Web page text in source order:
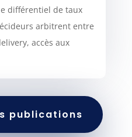
différentiel de taux
arbitrent entre
accès aux
publications